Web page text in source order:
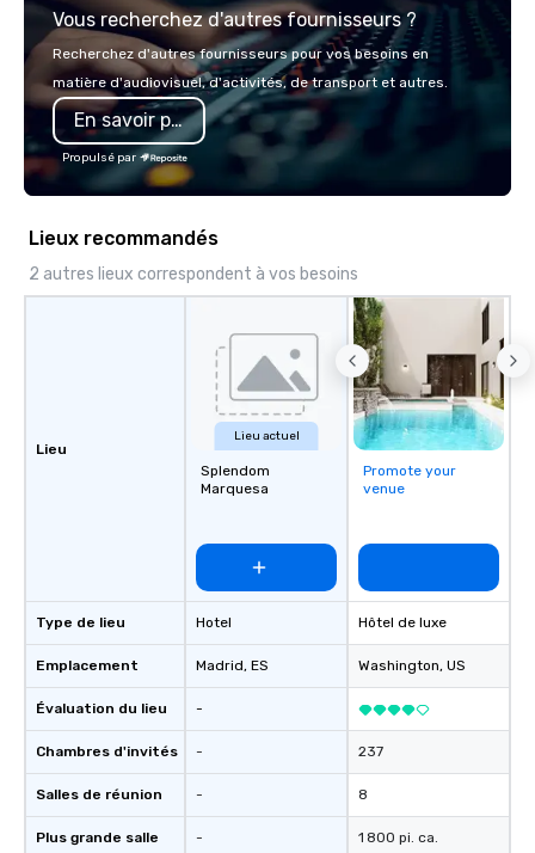
world's fastest-
or walk away with a
innovation playbook,
the Valley. Ideal for
seniority, and
Vous recherchez d'autres fournisseurs ?
Recherchez d'autres fournisseurs pour vos besoins en
matière d'audiovisuel, d'activités, de transport et autres.
En savoir plus
Propulsé par
Lieux recommandés
2 autres lieux correspondent à vos besoins
Lieu
Type de lieu
Emplacement
Évaluation du lieu
Chambres d'invités
Salles de réunion
Plus grande salle
Lieu actuel
Splendom
Marquesa
Hotel
Madrid, ES
-
-
-
-
Promote your
venue
Hôtel de luxe
Washington, US
237
8
1 800 pi. ca.